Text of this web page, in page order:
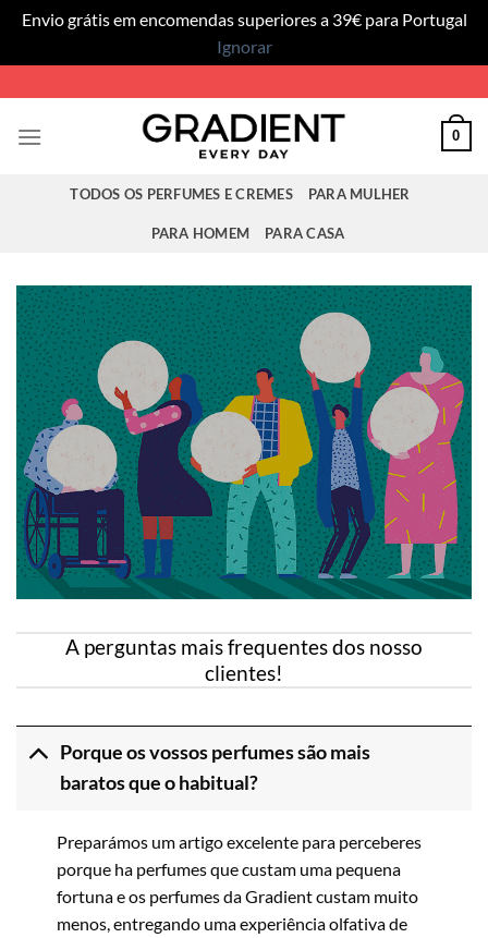
Envio grátis em encomendas superiores a 39€ para Portugal
Ignorar
to
content
0
TODOS OS PERFUMES E CREMES PARA MULHER
PARA HOMEM PARA CASA
A perguntas mais frequentes dos nosso
clientes!
Porque os vossos perfumes são mais
baratos que o habitual?
Preparámos um artigo excelente para perceberes
porque ha perfumes que custam uma pequena
fortuna e os perfumes da Gradient custam muito
menos, entregando uma experiência olfativa de